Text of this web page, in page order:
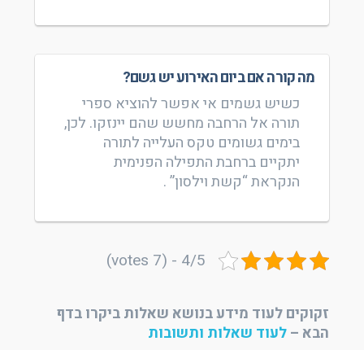
מה קורה אם ביום האירוע יש גשם?
כשיש גשמים אי אפשר להוציא ספרי
תורה אל הרחבה מחשש שהם יינזקו. לכן,
בימים גשומים טקס העלייה לתורה
יתקיים ברחבת התפילה הפנימית
הנקראת “קשת וילסון” .
4/5 - (7 votes)
זקוקים לעוד מידע בנושא שאלות ביקרו בדף
הבא –לעוד שאלות ותשובות